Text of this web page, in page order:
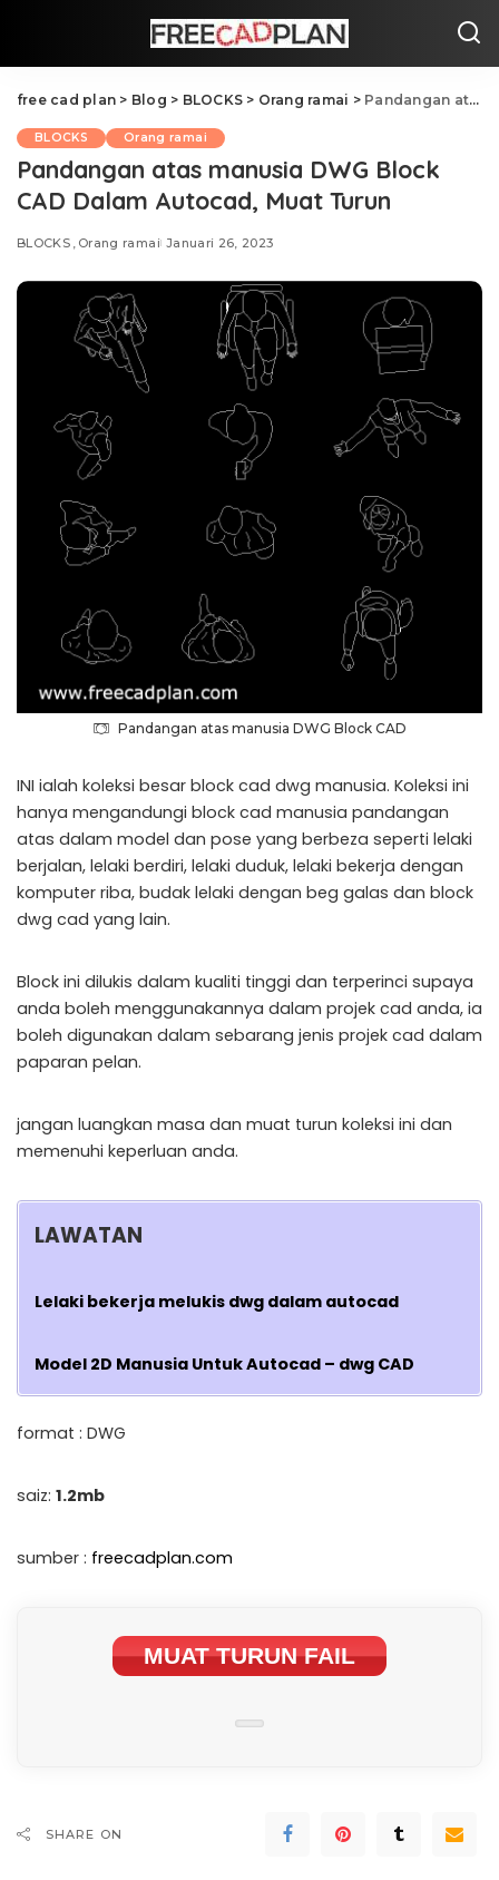
free cad plan > Blog > BLOCKS > Orang ramai > Pandangan atas manusia DWG Block CAD Dalam Autocad, Muat Turun
BLOCKS Orang ramai
Pandangan atas manusia DWG Block
CAD Dalam Autocad, Muat Turun
BLOCKS Orang ramai Januari 26, 2023
Pandangan atas manusia DWG Block CAD
INI ialah koleksi besar block cad dwg manusia. Koleksi ini
hanya mengandungi block cad manusia pandangan
atas dalam model dan pose yang berbeza seperti lelaki
berjalan, lelaki berdiri, lelaki duduk, lelaki bekerja dengan
komputer riba, budak lelaki dengan beg galas dan block
dwg cad yang lain.
Block ini dilukis dalam kualiti tinggi dan terperinci supaya
anda boleh menggunakannya dalam projek cad anda, ia
boleh digunakan dalam sebarang jenis projek cad dalam
paparan pelan.
jangan luangkan masa dan muat turun koleksi ini dan
memenuhi keperluan anda.
LAWATAN
Lelaki bekerja melukis dwg dalam autocad
Model 2D Manusia Untuk Autocad – dwg CAD
format : DWG
saiz: 1.2mb
sumber : freecadplan.com
MUAT TURUN FAIL
SHARE ON